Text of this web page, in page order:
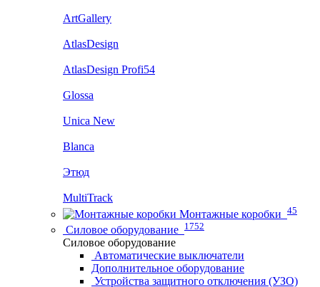
ArtGallery
AtlasDesign
AtlasDesign Profi54
Glossa
Unica New
Blanca
Этюд
MultiTrack
Монтажные коробки 45
Силовое оборудование 1752
Силовое оборудование
Автоматические выключатели
Дополнительное оборудование
Устройства защитного отключения (УЗО)